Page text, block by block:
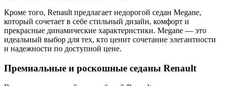
Кроме того, Renault предлагает недорогой седан Megane,
который сочетает в себе стильный дизайн, комфорт и
прекрасные динамические характеристики. Megane — это
идеальный выбор для тех, кто ценит сочетание элегантности
и надежности по доступной цене.
Премиальные и роскошные седаны Renault